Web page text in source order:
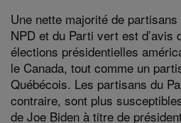
Une nette majorité de
NPD et du Parti vert est d’avis
élections présidentielles
le Canada, tout comme un
Québécois. Les partisans du
contraire, sont plus
de Joe Biden à titre de